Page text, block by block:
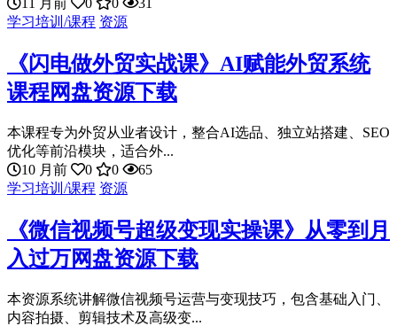
11 月前
0 0
31
学习培训/课程 资源
《闪电做外贸实战课》AI赋能外贸系统
课程网盘资源下载
本课程专为外贸从业者设计，整合AI选品、独立站搭建、SEO
优化等前沿模块，适合外...
10 月前
0 0
65
学习培训/课程 资源
《微信视频号超级变现实操课》从零到月
入过万网盘资源下载
本资源系统讲解微信视频号运营与变现技巧，包含基础入门、
内容拍摄、剪辑技术及高级变...